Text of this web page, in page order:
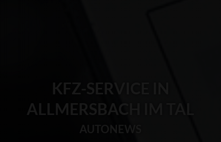
KFZ-SERVICE IN
ALLMERSBACH IM TAL
AUTONEWS